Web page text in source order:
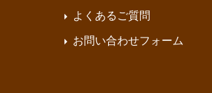
よくあるご質問
お問い合わせフォーム